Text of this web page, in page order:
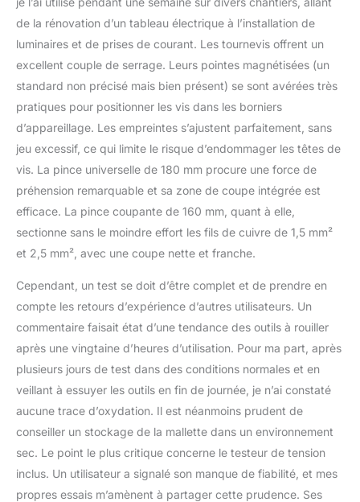
de la rénovation d’un tableau électrique à l’installation de
luminaires et de prises de courant. Les tournevis offrent un
excellent couple de serrage. Leurs pointes magnétisées (un
standard non précisé mais bien présent) se sont avérées très
pratiques pour positionner les vis dans les borniers
d’appareillage. Les empreintes s’ajustent parfaitement, sans
jeu excessif, ce qui limite le risque d’endommager les têtes de
vis. La pince universelle de 180 mm procure une force de
préhension remarquable et sa zone de coupe intégrée est
efficace. La pince coupante de 160 mm, quant à elle,
sectionne sans le moindre effort les fils de cuivre de 1,5 mm²
et 2,5 mm², avec une coupe nette et franche.
Cependant, un test se doit d’être complet et de prendre en
compte les retours d’expérience d’autres utilisateurs. Un
commentaire faisait état d’une tendance des outils à rouiller
après une vingtaine d’heures d’utilisation. Pour ma part, après
plusieurs jours de test dans des conditions normales et en
veillant à essuyer les outils en fin de journée, je n’ai constaté
aucune trace d’oxydation. Il est néanmoins prudent de
conseiller un stockage de la mallette dans un environnement
sec. Le point le plus critique concerne le testeur de tension
inclus. Un utilisateur a signalé son manque de fiabilité, et mes
propres essais m’amènent à partager cette prudence. Ses